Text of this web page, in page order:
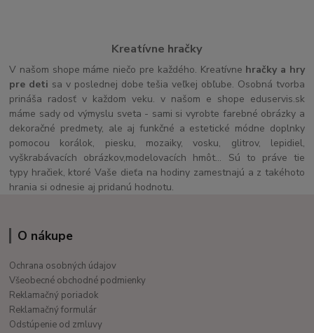
Kreatívne hračky
V našom shope máme niečo pre každého. Kreatívne hračky a hry
pre deti sa v poslednej dobe tešia veľkej obľube. Osobná tvorba
prináša radosť v každom veku. v našom e shope eduservis.sk
máme sady od výmyslu sveta - sami si vyrobte farebné obrázky a
dekoračné predmety, ale aj funkčné a estetické módne doplnky
pomocou korálok, piesku, mozaiky, vosku, glitrov, lepidiel,
vyškrabávacích obrázkov,modelovacích hmôt... Sú to práve tie
typy hračiek, ktoré Vaše dieťa na hodiny zamestnajú a z takéhoto
hrania si odnesie aj pridanú hodnotu.
O nákupe
Ochrana osobných údajov
Všeobecné obchodné podmienky
Reklamačný poriadok
Reklamačný formulár
Odstúpenie od zmluvy